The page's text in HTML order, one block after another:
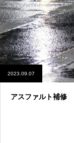
2023.09.07
アスファルト補修